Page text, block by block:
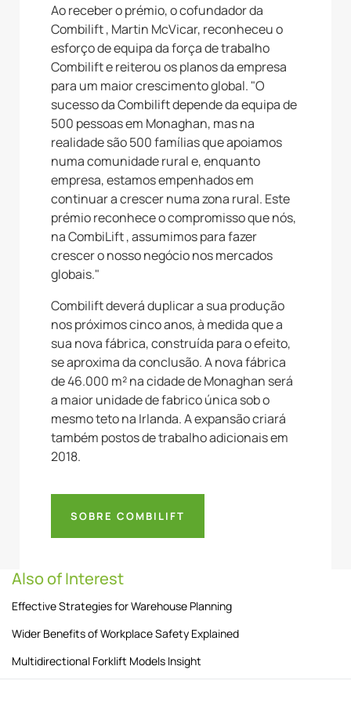
Ao receber o prémio, o cofundador da
Combilift , Martin McVicar, reconheceu o
esforço de equipa da força de trabalho
Combilift e reiterou os planos da empresa
para um maior crescimento global. "O
sucesso da Combilift depende da equipa de
500 pessoas em Monaghan, mas na
realidade são 500 famílias que apoiamos
numa comunidade rural e, enquanto
empresa, estamos empenhados em
continuar a crescer numa zona rural. Este
prémio reconhece o compromisso que nós,
na CombiLift , assumimos para fazer
crescer o nosso negócio nos mercados
globais."
Combilift deverá duplicar a sua produção
nos próximos cinco anos, à medida que a
sua nova fábrica, construída para o efeito,
se aproxima da conclusão. A nova fábrica
de 46.000 m² na cidade de Monaghan será
a maior unidade de fabrico única sob o
mesmo teto na Irlanda. A expansão criará
também postos de trabalho adicionais em
2018.
SOBRE COMBILIFT
Also of Interest
Effective Strategies for Warehouse Planning
Wider Benefits of Workplace Safety Explained
Multidirectional Forklift Models Insight